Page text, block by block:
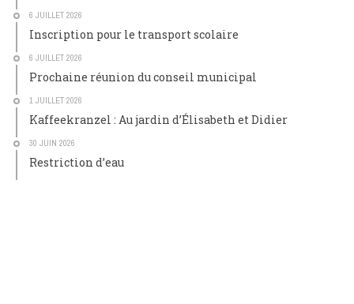
6 JUILLET 2026
Inscription pour le transport scolaire
6 JUILLET 2026
Prochaine réunion du conseil municipal
1 JUILLET 2026
Kaffeekranzel : Au jardin d’Élisabeth et Didier
30 JUIN 2026
Restriction d’eau